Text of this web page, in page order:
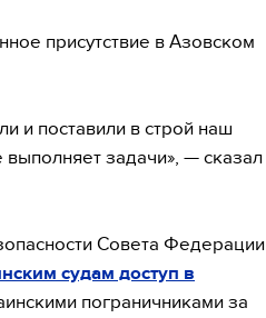
присутствие в Азовском
и поставили в строй наш
задачи», — сказал
Совета Федерации
судам доступ в
пограничниками за